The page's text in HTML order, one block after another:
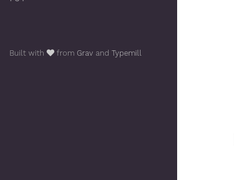
Built with from Grav and Typemill